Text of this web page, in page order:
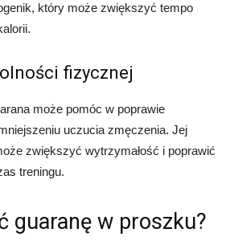
który może zwiększyć tempo
fizycznej
może pomóc w poprawie
uczucia zmęczenia. Jej
zwiększyć wytrzymałość i poprawić
treningu.
guaranę w proszku?